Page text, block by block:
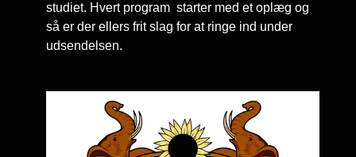
studiet. Hvert program starter med et oplæg og
så er der ellers frit slag for at ringe ind under
udsendelsen.